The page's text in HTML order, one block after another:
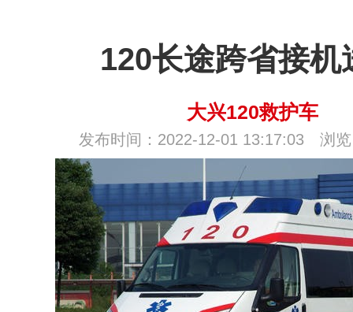
120长途跨省接机
大兴120救护车
发布时间：2022-12-01 13:17:03 浏览